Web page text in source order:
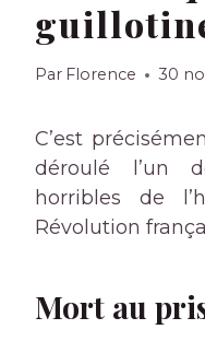
Par Florence 30
C’est
déroulé l’un
horribles de
Révolution
Mort au